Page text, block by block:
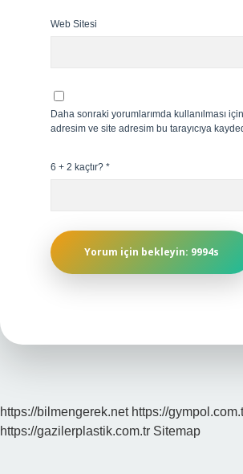
Web Sitesi
Daha sonraki yorumlarımda kullanılması
adresim ve site adresim bu tarayıcıya
6 + 2 kaçtır? *
https://bilmengerek.net https://
https://gazilerplastik.com.tr Sitemap